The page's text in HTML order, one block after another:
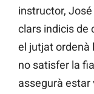
instructor,
clars indicis de
el jutjat ordenà
no satisfer la
assegurà estar